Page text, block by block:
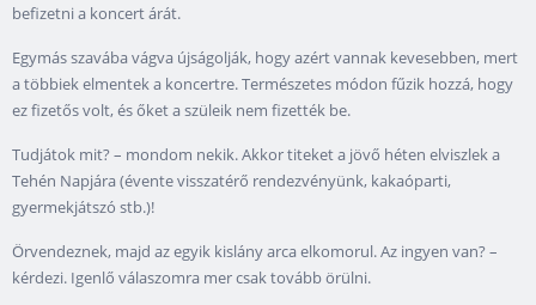
befizetni a koncert árát.
Egymás szavába vágva újságolják, hogy azért vannak kevesebben, mert
a többiek elmentek a koncertre. Természetes módon fűzik hozzá, hogy
ez fizetős volt, és őket a szüleik nem fizették be.
Tudjátok mit? – mondom nekik. Akkor titeket a jövő héten elviszlek a
Tehén Napjára (évente visszatérő rendezvényünk, kakaóparti,
gyermekjátszó stb.)!
Örvendeznek, majd az egyik kislány arca elkomorul. Az ingyen van? –
kérdezi. Igenlő válaszomra mer csak tovább örülni.